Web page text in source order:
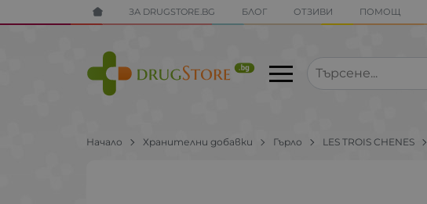
ЗА DRUGSTORE.BG БЛОГ ОТЗИВИ ПОМОЩ
Начало Хранителни добавки Гърло LES TROIS CHENES